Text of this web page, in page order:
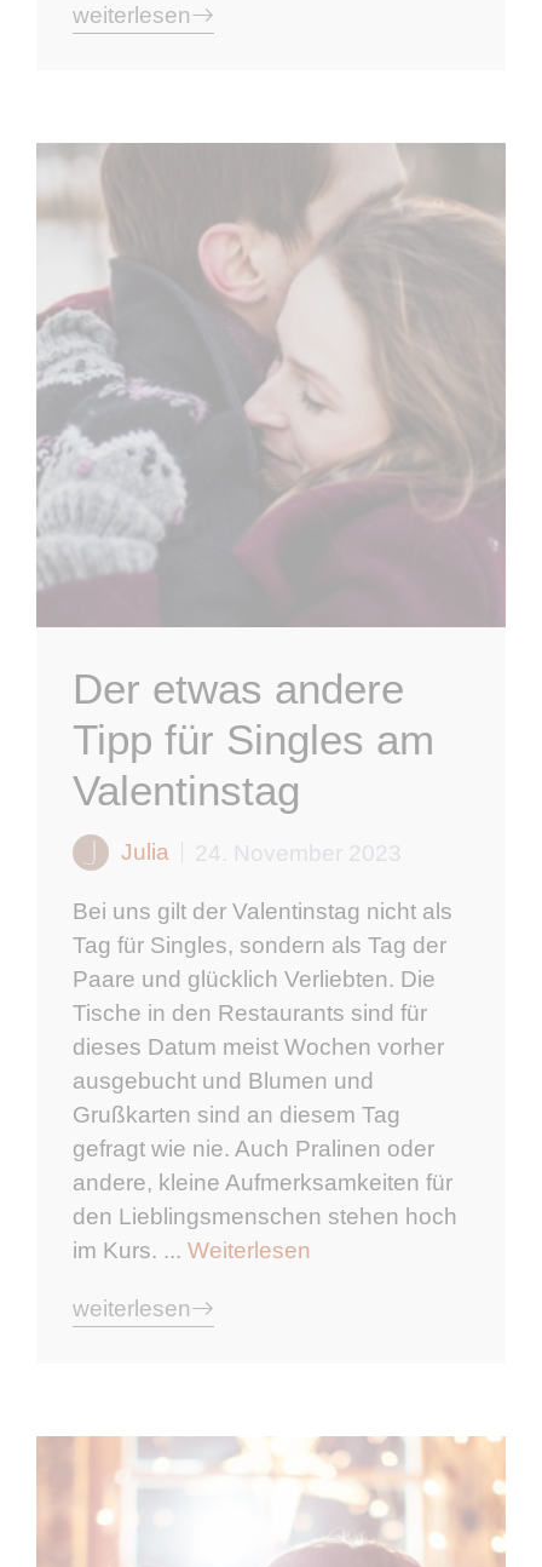
weiterlesen
Der etwas andere
Tipp für Singles am
Valentinstag
Julia 24. November 2023
Bei uns gilt der Valentinstag nicht als
Tag für Singles, sondern als Tag der
Paare und glücklich Verliebten. Die
Tische in den Restaurants sind für
dieses Datum meist Wochen vorher
ausgebucht und Blumen und
Grußkarten sind an diesem Tag
gefragt wie nie. Auch Pralinen oder
andere, kleine Aufmerksamkeiten für
den Lieblingsmenschen stehen hoch
im Kurs. ... Weiterlesen
weiterlesen